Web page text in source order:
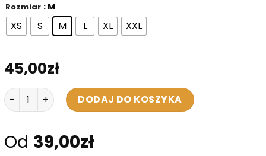
Rozmiar : M
XS S M L XL XXL
45,00zł
ilość Koszulka Damska Star Wars- Baby Yoda & Frog
DODAJ DO KOSZYKA
Od 39,00zł